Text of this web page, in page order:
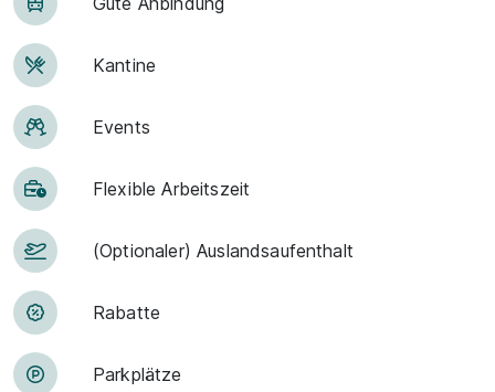
Kantine
Events
Flexible Arbeitszeit
(Optionaler) Auslandsaufenthalt
Rabatte
Park­plätze